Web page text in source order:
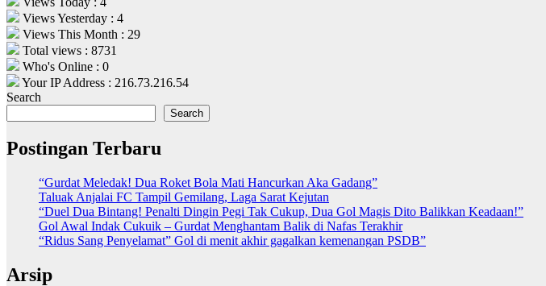
Views Yesterday : 4
Views This Month : 29
Total views : 8731
Who's Online : 0
Your IP Address : 216.73.216.54
Search
Search
Postingan Terbaru
“Gurdat Meledak! Dua Roket Bola Mati Hancurkan Aka Gadang”
Taluak Anjalai FC Tampil Gemilang, Laga Sarat Kejutan
“Duel Dua Bintang! Penalti Dingin Pegi Tak Cukup, Dua Gol Magis Dito Balikkan Keadaan!”
Gol Awal Indak Cukuik – Gurdat Menghantam Balik di Nafas Terakhir
“Ridus Sang Penyelamat” Gol di menit akhir gagalkan kemenangan PSDB”
Arsip